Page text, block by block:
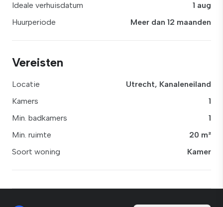
Ideale verhuisdatum
1 aug
Huurperiode
Meer dan 12 maanden
Vereisten
Locatie
Utrecht, Kanaleneiland
Kamers
1
Min. badkamers
1
Min. ruimte
20 m²
Soort woning
Kamer